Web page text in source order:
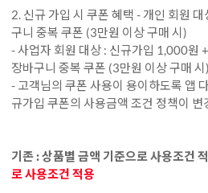
2. 신규 가입 시 쿠폰 혜택 - 개인 회원
구니 중복 쿠폰 (3만원 이상 구매 시)
- 사업자 회원 대상 : 신규가입 1,000원
장바구니 중복 쿠폰 (3만원 이상 구매 시)
- 고객님의 쿠폰 사용이 용이하도록 앱
규가입 쿠폰의 사용금액 조건 정책이
기존 : 상품별 금액 기준으로 사용조건
로 사용조건 적용